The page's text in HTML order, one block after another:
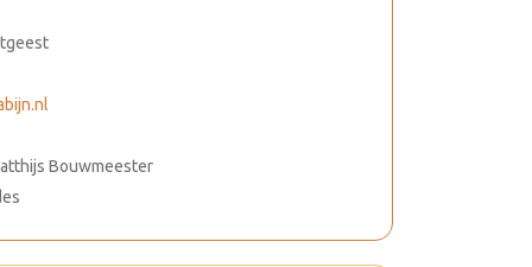
Bouwmeester